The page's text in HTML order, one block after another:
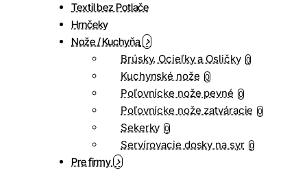
Textil bez Potlače
Hrnčeky
Nože / Kuchyňa
Brúsky, Ocieľky a Osličky 0
Kuchynské nože 0
Poľovnícke nože pevné 0
Poľovnícke nože zatváracie 0
Sekerky 0
Servírovacie dosky na syr 0
Pre firmy